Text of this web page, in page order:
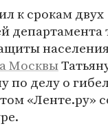
к срокам двух
департамента
Москвы
по делу о
«Ленте.ру»